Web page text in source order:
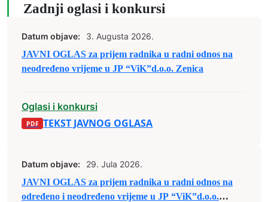
Zadnji oglasi i konkursi
Datum objave:
3. Augusta 2026.
JAVNI OGLAS za prijem radnika u radni odnos na
neodređeno vrijeme u JP “ViK”d.o.o. Zenica
Oglasi i konkursi
TEKST JAVNOG OGLASA
Datum objave:
29. Jula 2026.
JAVNI OGLAS za prijem radnika u radni odnos na
određeno i neodređeno vrijeme u JP “ViK”d.o.o.